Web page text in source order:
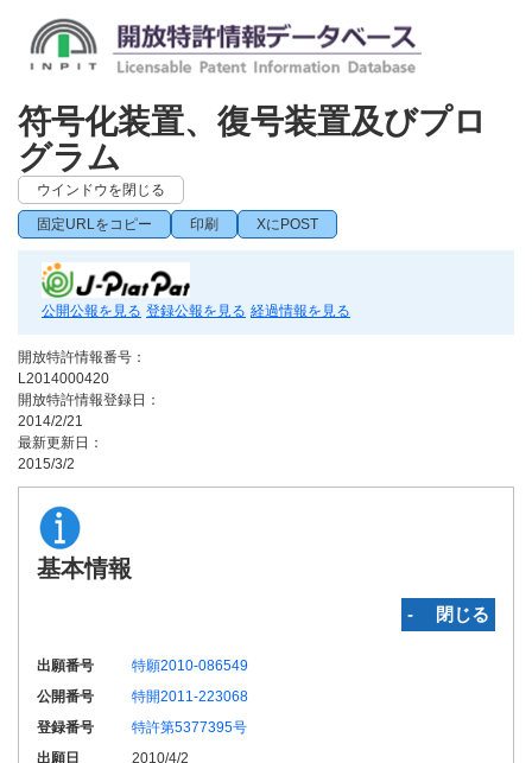
符号化装置、復号装置及びプロ
グラム
ウインドウを閉じる
固定URLをコピー 印刷 XにPOST
公開公報を見る 登録公報を見る 経過情報を見る
開放特許情報番号：
L2014000420
開放特許情報登録日：
2014/2/21
最新更新日：
2015/3/2
基本情報
‐ 閉じる
出願番号
特願2010-086549
公開番号
特開2011-223068
登録番号
特許第5377395号
出願日
2010/4/2